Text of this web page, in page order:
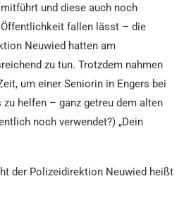
und diese auch noch
fallen lässt – die
Neuwied hatten am
zu tun. Trotzdem nahmen
um einer Seniorin in Engers bei
helfen – ganz getreu dem alten
noch verwendet?) „Dein
der Polizeidirektion Neuwied heißt